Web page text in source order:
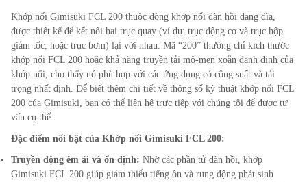
Khớp nối Gimisuki FCL 200 thuộc dòng khớp nối đàn hồi dạng đĩa,
được thiết kế để kết nối hai trục quay (ví dụ: trục động cơ và trục hộp
giảm tốc, hoặc trục bơm) lại với nhau. Mã “200” thường chỉ kích thước
khớp nối FCL 200 hoặc khả năng truyền tải mô-men xoắn danh định của
khớp nối, cho thấy nó phù hợp với các ứng dụng có công suất và tải
trọng nhất định. Để biết thêm chi tiết về thông số kỹ thuật khớp nối FCL
200 của Gimisuki, bạn có thể liên hệ trực tiếp với chúng tôi để được tư
vấn cụ thể.
Đặc điểm nổi bật của Khớp nối Gimisuki FCL 200:
Truyền động êm ái và ổn định: Nhờ các phần tử đàn hồi, khớp
Gimisuki FCL 200 giúp giảm thiểu tiếng ồn và rung động phát sinh